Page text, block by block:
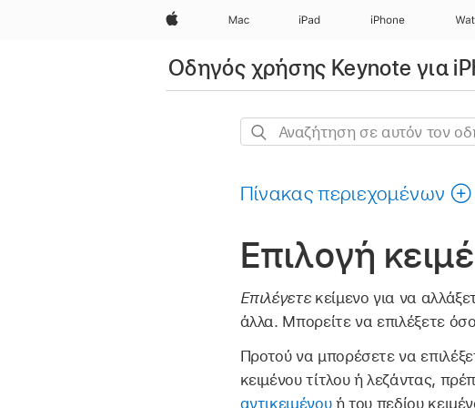
Apple Mac iPad iPhone
Οδηγός χρήσης Keynote για
Αναζήτηση
τον
Πίνακας περιεχομένων
Επιλογή
Επιλέγετεκείμενο για να
άλλα. Μπορείτε να επιλέξετε
Προτού να μπορέσετε να
κειμένου τίτλου ή λεζάντας,
αντικειμένουή του πεδίου